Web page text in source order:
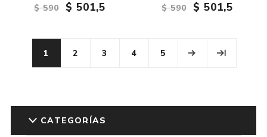
$ 590
$ 501,5
$ 590
$ 501,5
1 2 3 4 5
CATEGORÍAS